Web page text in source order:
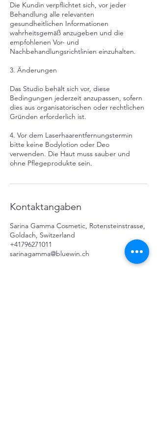
Die Kundin verpflichtet sich, vor jeder
Behandlung alle relevanten
gesundheitlichen Informationen
wahrheitsgemäß anzugeben und die
empfohlenen Vor- und
Nachbehandlungsrichtlinien einzuhalten.
3. Änderungen
Das Studio behält sich vor, diese
Bedingungen jederzeit anzupassen, sofern
dies aus organisatorischen oder rechtlichen
Gründen erforderlich ist.
4. Vor dem Laserhaarentfernungstermin
bitte keine Bodylotion oder Deo
verwenden. Die Haut muss sauber und
ohne Pflegeprodukte sein.
Kontaktangaben
Sarina Gamma Cosmetic, Rotensteinstrasse,
Goldach, Switzerland
+41796271011
sarinagamma@bluewin.ch